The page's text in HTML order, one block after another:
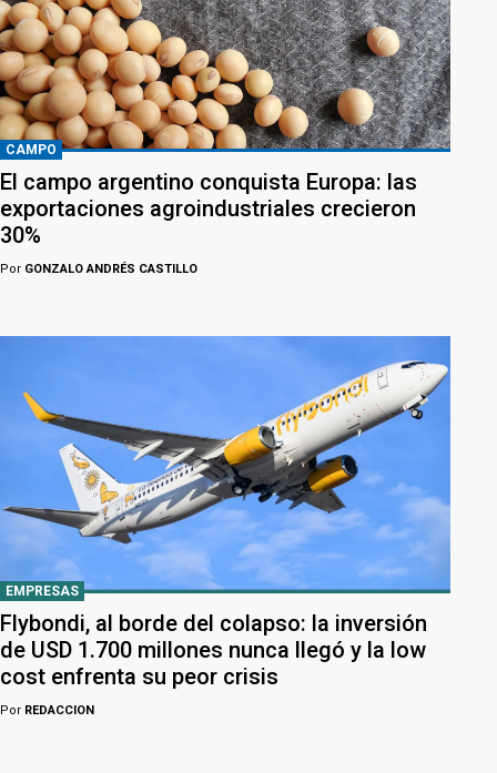
CAMPO
El campo argentino conquista Europa: las
exportaciones agroindustriales crecieron
30%
Por GONZALO ANDRÉS CASTILLO
EMPRESAS
Flybondi, al borde del colapso: la inversión
de USD 1.700 millones nunca llegó y la low
cost enfrenta su peor crisis
Por REDACCION